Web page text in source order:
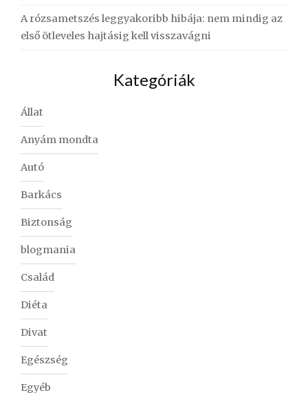
A rózsametszés leggyakoribb hibája: nem mindig az
első ötleveles hajtásig kell visszavágni
Kategóriák
Állat
Anyám mondta
Autó
Barkács
Biztonság
blogmania
Család
Diéta
Divat
Egészség
Egyéb